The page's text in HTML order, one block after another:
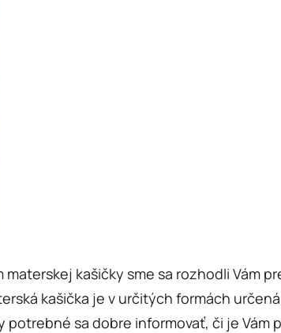
kašičky sme sa rozhodli Vám
kašička je v určitých formách
sa dobre informovať, či je